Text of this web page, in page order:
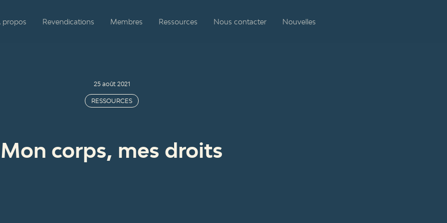
propos Revendications Membres Ressources Nous contacter Nouvelles
25 août 2021
RESSOURCES
Mon corps, mes droits